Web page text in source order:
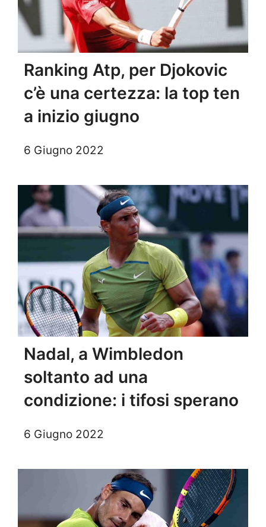
Ranking Atp, per Djokovic
c’è una certezza: la top ten
a inizio giugno
6 Giugno 2022
Nadal, a Wimbledon
soltanto ad una
condizione: i tifosi sperano
6 Giugno 2022